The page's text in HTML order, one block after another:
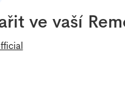
ve vaší